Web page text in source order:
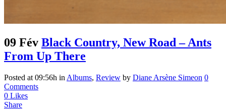
09 Fév Black Country, New Road – Ants
From Up There
Posted at 09:56h in Albums, Review by Diane Arsène Simeon 0
Comments
0 Likes
Share